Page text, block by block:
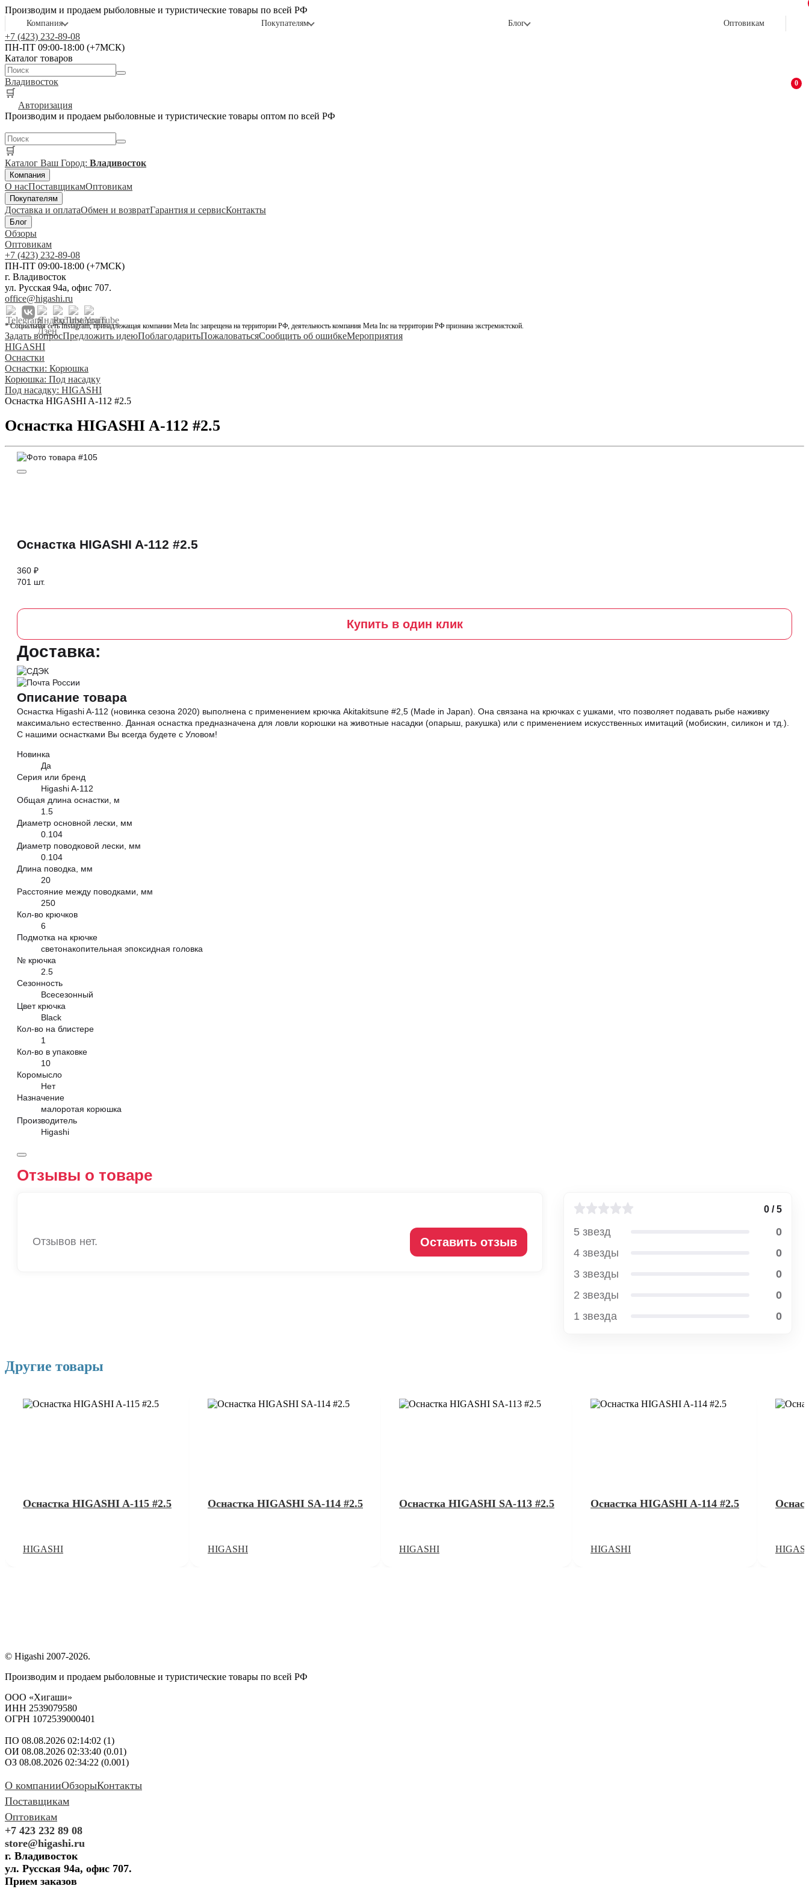
Производим и продаем рыболовные и туристические товары по всей РФ
Компания Покупателям Блог Оптовикам
+7 (423) 232-89-08
ПН-ПТ 09:00-18:00 (+7МСК)
Каталог товаров
Владивосток
🛒
0
Авторизация
Производим и продаем рыболовные и туристические товары оптом по всей РФ
🛒
Каталог Ваш Город: Владивосток
Компания
О насПоставщикамОптовикам
Покупателям
Доставка и оплатаОбмен и возвратГарантия и сервисКонтакты
Блог
Обзоры
Оптовикам
+7 (423) 232-89-08
ПН-ПТ 09:00-18:00 (+7МСК)
г. Владивосток
ул. Русская 94а, офис 707.
office@higashi.ru
* Социальная сеть Instagram, принадлежащая компании Meta Inc запрещена на территории РФ, деятельность компания Meta Inc на территории РФ признана экстремистской.
Задать вопросПредложить идеюПоблагодаритьПожаловатьсяСообщить об ошибкеМероприятия
HIGASHI
Оснастки
Оснастки: Корюшка
Корюшка: Под насадку
Под насадку: HIGASHI
Оснастка HIGASHI A-112 #2.5
Оснастка HIGASHI A-112 #2.5
Оснастка HIGASHI A-112 #2.5
360 ₽
701 шт.
Купить в один клик
Доставка:
Описание товара
Оснастка Higashi A-112 (новинка сезона 2020) выполнена с применением крючка Akitakitsune #2,5 (Made in Japan). Она связана на крючках с ушками, что позволяет подавать рыбе наживку
максимально естественно. Данная оснастка предназначена для ловли корюшки на животные насадки (опарыш, ракушка) или с применением искусственных имитаций (мобискин, силикон и тд.).
С нашими оснастками Вы всегда будете с Уловом!
Новинка
Да
Серия или бренд
Higashi A-112
Общая длина оснастки, м
1.5
Диаметр основной лески, мм
0.104
Диаметр поводковой лески, мм
0.104
Длина поводка, мм
20
Расстояние между поводками, мм
250
Кол-во крючков
6
Подмотка на крючке
светонакопительная эпоксидная головка
№ крючка
2.5
Сезонность
Всесезонный
Цвет крючка
Black
Кол-во на блистере
1
Кол-во в упаковке
10
Коромысло
Нет
Назначение
малоротая корюшка
Производитель
Higashi
Отзывы о товаре
Отзывов нет. Оставить отзыв
0 / 5
5 звезд
0
4 звезды
0
3 звезды
0
2 звезды
0
1 звезда
0
Другие товары
Оснастка HIGASHI A-115 #2.5
HIGASHI
Оснастка HIGASHI SA-114 #2.5
HIGASHI
Оснастка HIGASHI SA-113 #2.5
HIGASHI
Оснастка HIGASHI A-114 #2.5
HIGASHI
© Higashi 2007-2026.
Производим и продаем рыболовные и туристические товары по всей РФ
ООО «Хигаши»
ИНН 2539079580
ОГРН 1072539000401
ПО 08.08.2026 02:14:02 (1)
ОИ 08.08.2026 02:33:40 (0.01)
ОЗ 08.08.2026 02:34:22 (0.001)
О компанииОбзорыКонтакты
Поставщикам
Оптовикам
+7 423 232 89 08
store@higashi.ru
г. Владивосток
ул. Русская 94а, офис 707.
Прием заказов